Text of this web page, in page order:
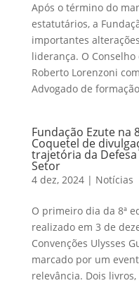
Após o término do
estatutários, a
importantes
liderança. O
Roberto Lorenzoni
Advogado de
Fundação Ezute na
Coquetel de
trajetória da
Setor
4 dez, 2024| Notícias
O primeiro dia da 8ª
realizado em 3 de
Convenções Ulysses
marcado por um
relevância. Dois